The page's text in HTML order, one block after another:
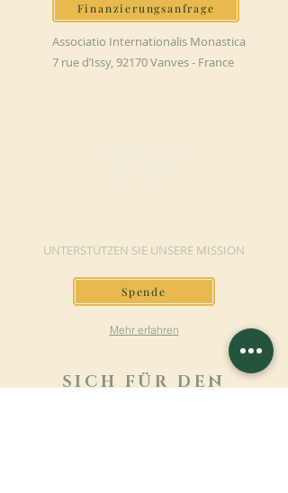
Finanzierungsanfrage
Associatio Internationalis Monastica
7 rue d’Issy, 92170 Vanves - France
UNTERSTÜTZEN SIE UNSERE MISSION
Spende
Mehr erfahren
SICH FÜR DEN